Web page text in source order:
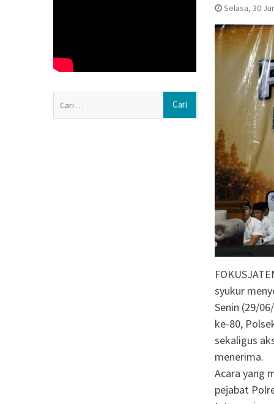
Muktamar
Formatur
Paylater
Literasi
Nasyiatul
Perempuan
Selasa, 30
syukur
Senin (29/
ke-80,
sekaligus
menerima.
Acara yang
pejabat